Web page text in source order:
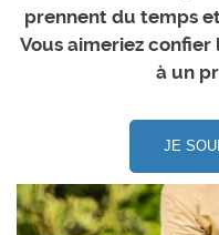
prennent du temps
Vous aimeriez
à un
JE